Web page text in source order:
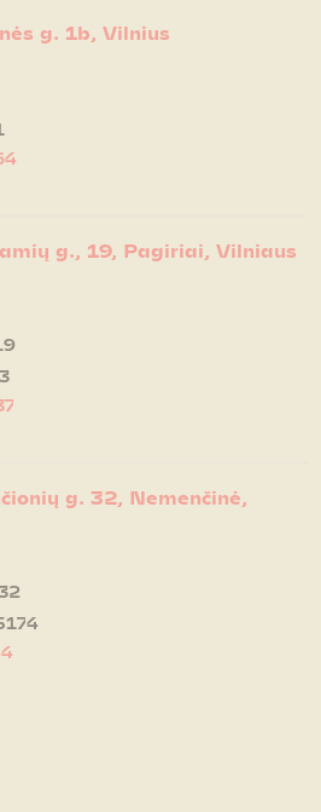
g. 1b, Vilnius
g., 19, Pagiriai, Vilniaus
g. 32, Nemenčinė,